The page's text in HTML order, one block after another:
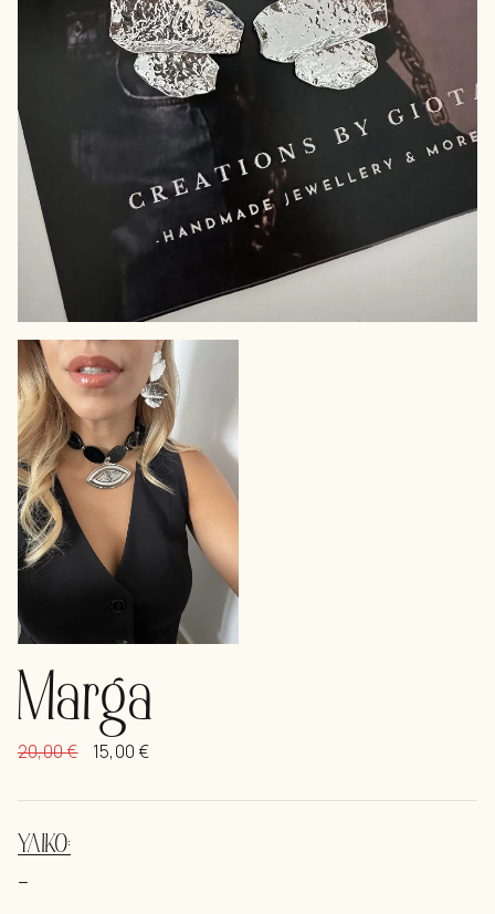
Marga
20,00€ 15,00€
ΥΛΙΚΌ:
–